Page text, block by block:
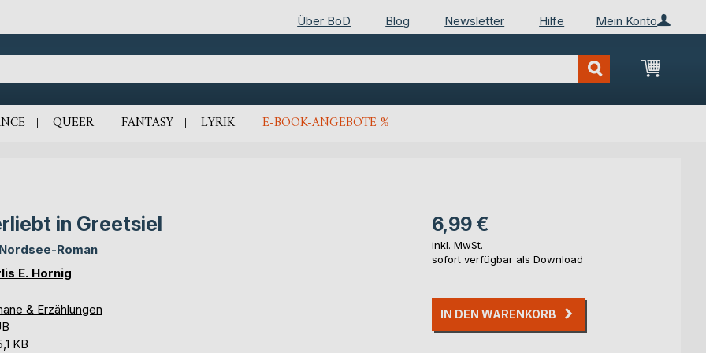
Mein Konto
Über BoD Blog Newsletter Hilfe
Mein
QUEER FANTASY LYRIK E-BOOK-ANGEBOTE %
in Greetsiel
Roman
E. Hornig
& Erzählungen
KB
6,99 €
inkl. MwSt.
sofort verfügbar als Download
IN DEN WARENKORB